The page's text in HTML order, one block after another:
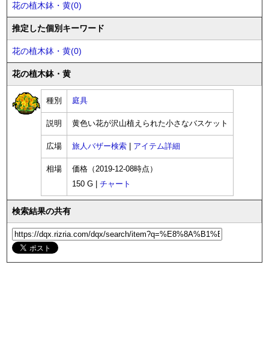
花の植木鉢・黄(0)
推定した個別キーワード
花の植木鉢・黄(0)
花の植木鉢・黄
種別 庭具
説明 黄色い花が沢山植えられた小さなバスケット
広場 旅人バザー検索 アイテム詳細
相場
価格（2019-12-08時点）
150 G | チャート
検索結果の共有